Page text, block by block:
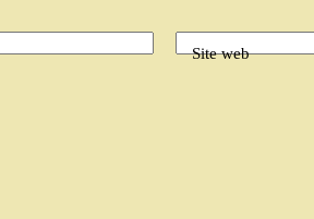
Site web